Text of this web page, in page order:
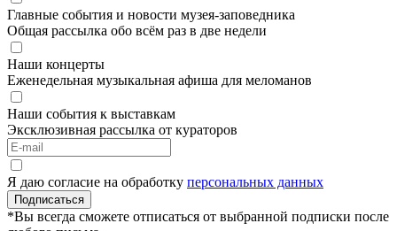
Главные события и новости музея-заповедника
Общая рассылка обо всём раз в две недели
Наши концерты
Еженедельная музыкальная афиша для меломанов
Наши события к выставкам
Эксклюзивная рассылка от кураторов
Я даю согласие на обработку персональных данных
Подписаться
*Вы всегда сможете отписаться от выбранной подписки после